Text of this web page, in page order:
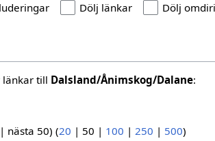
Dölj länkar Dölj
länkar till Dalsland/Ånimskog/Dalane:
| nästa 50) (20 | 50 | 100 | 250 | 500)